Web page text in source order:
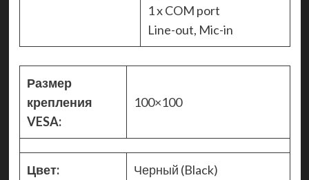
1 x COM port
Line-out, Mic-in
Размер
крепления
VESA:
100×100
Цвет: Черный (Black)